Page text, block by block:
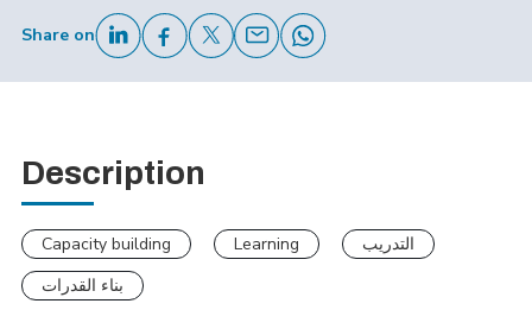
Share on
Description
Capacity building Learning
التدريب
بناء القدرات